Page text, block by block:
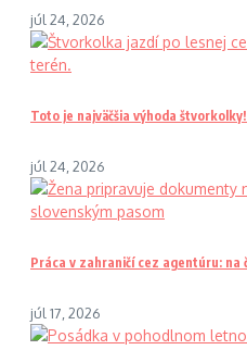
júl 24, 2026
Toto je najväčšia výhoda
júl 24, 2026
Práca v zahraničí cez agentúru: na
júl 17, 2026